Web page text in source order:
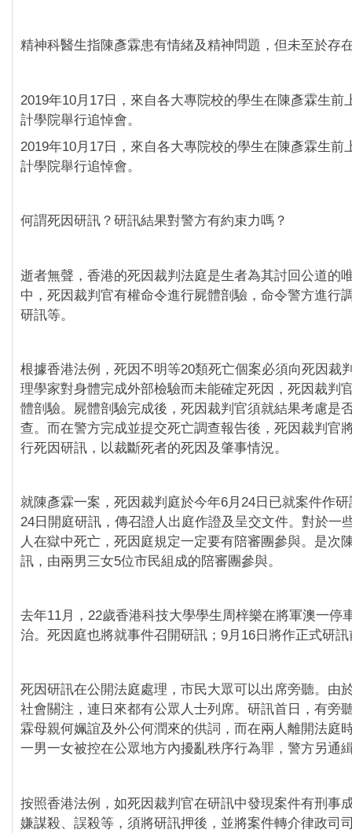
精神科醫生指陳彥霖患有情緒及精神問題，但未至於存
2019年10月17日，來自各大專院校的學生在陳彥霖生前
計學院舉行追悼會。
2019年10月17日，來自各大專院校的學生在陳彥霖生前
計學院舉行追悼會。
何謂死因研訊？研訊結果對警方有約束力嗎？
逝者無聲，香港的死因裁判法庭是生者為其討回公道的
中，死因裁判官有權命令進行屍體剖驗，命令警方進行
研訊等。
根據香港法例，死因不明等20類死亡個案必須向死因裁
理學家對身體完成外部檢驗而未能確定死因，死因裁判
體剖驗。屍體剖驗完成後，死因裁判官須就結果考慮是
查。而在警方完成並提交死亡調查報告後，死因裁判官
行死因研訊，以裁斷死者的死因及肇事情況。
就陳彥霖一案，死因裁判庭於今年6月24日已就案件作
24日開庭研訊，傳召證人出庭作證及呈交文件。對於一
人在獄中死亡，死因庭規定一定要有陪審團參與。是次
訊，由兩男三女5位市民組成的陪審團參與。
去年11月，22歲香港科技大學學生周梓樂在將軍澳一停
治。死因庭也將就事件召開研訊；9月16日將作正式研
死因研訊在公開法庭處理，市民大眾可以出席旁聽。由
社會關注，連日來都有公眾人士列席。研訊首日，有旁
霖母親何姵誼及外公何潤來的供詞，而在兩人離開法庭
一男一女被控在公眾地方內擾亂秩序行為罪，警方另通
按照香港法例，如死因裁判官在研訊中發現案件有刑事
嫌謀殺、誤殺等，須將研訊押後，並將案件轉介律政司